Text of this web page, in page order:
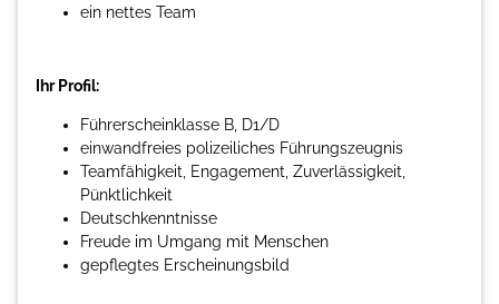
ein nettes Team
Ihr Profil:
Führerscheinklasse B, D1/D
einwandfreies polizeiliches Führungszeugnis
Teamfähigkeit, Engagement, Zuverlässigkeit,
Pünktlichkeit
Deutschkenntnisse
Freude im Umgang mit Menschen
gepflegtes Erscheinungsbild